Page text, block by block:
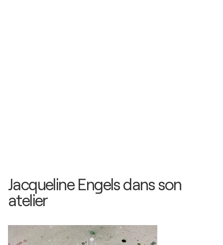
Jacqueline Engels dans son
atelier